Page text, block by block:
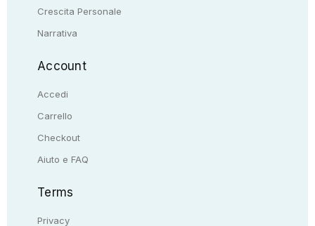
Crescita Personale
Narrativa
Account
Accedi
Carrello
Checkout
Aiuto e FAQ
Terms
Privacy